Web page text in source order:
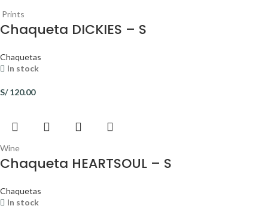
Prints
Chaqueta DICKIES – S
Chaquetas
In stock
S/120.00
Wine
Chaqueta HEARTSOUL – S
Chaquetas
In stock